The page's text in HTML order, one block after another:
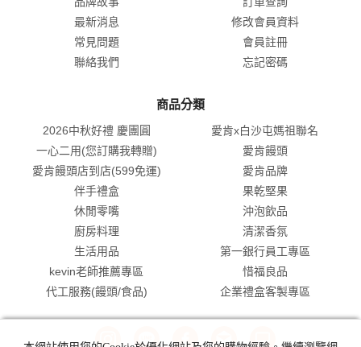
最新消息
常見問題
聯絡我們
修改會員資料
會員註冊
忘記密碼
商品分類
2026中秋好禮 慶團圓
愛肯x白沙屯媽祖聯名
一心二用(您訂購我轉贈)
愛肯饅頭
愛肯饅頭店到店(599免運)
愛肯品牌
伴手禮盒
果乾堅果
休閒零嘴
沖泡飲品
廚房料理
清潔香氛
生活用品
第一銀行員工專區
kevin老師推薦專區
惜福良品
代工服務(饅頭/食品)
企業禮盒客製專區